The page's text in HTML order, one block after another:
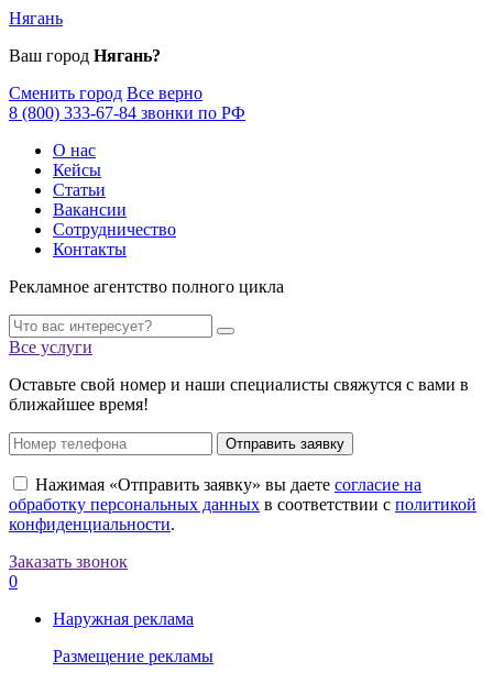
Нягань
Ваш город Нягань?
Сменить город Все верно
8 (800) 333-67-84 звонки по РФ
О нас
Кейсы
Статьи
Вакансии
Сотрудничество
Контакты
Рекламное агентство полного цикла
Все услуги
Оставьте свой номер и наши специалисты свяжутся с вами в
ближайшее время!
Отправить заявку
Нажимая «Отправить заявку» вы даете согласие на
обработку персональных данных в соответствии с политикой
конфиденциальности.
Заказать звонок
0
Наружная реклама
Размещение рекламы